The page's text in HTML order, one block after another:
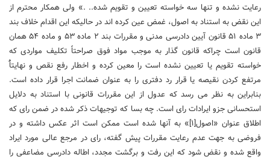
رعایت نشده و تنها سه خواسته تعیین و تقویم شده.. .» ولی همکار محترم از
این نقض به استناد به اصول، غمض عین کرده ‏اند در حالیکه این اقدام خلاف بند
۳ ماده ۵۱ قانون آیین دادرسی مدنی و مقررات بند ۲ ماده ۵۳ و ماده ۵۴ همان
قانون است چراکه قانون گذار به موجب مواد فوق صراحتاً تکلیف مواردی که
خواسته تقویم یا تعیین نشده است را معین کرده و اخطار رفع نقص و نهایتاًٌ
مرتفع کردن نقیصه یا قرار رد دفتری را به عنوان ضمانت اجرا قرار داده است.
بنابراین به نظر می‏ رسد که عدول از این مقررات قانونی با استناد به دلایل
استحسانی جزو ایرادات رای است. چه بسا که توجیهات ذکر شده در ضمن رای که
اطلاق عنوان «اصول[۱]» به آنها شده است ممکن است اثر عکس داشته و در
فروضی به جهت عدم رعایت مقررات پیش گفته، رای در مرجع عالی مورد ایراد
واقع شده و نقض شود که این رفت و برگشت مجدد، اطاله دادرسی مضاعفی را